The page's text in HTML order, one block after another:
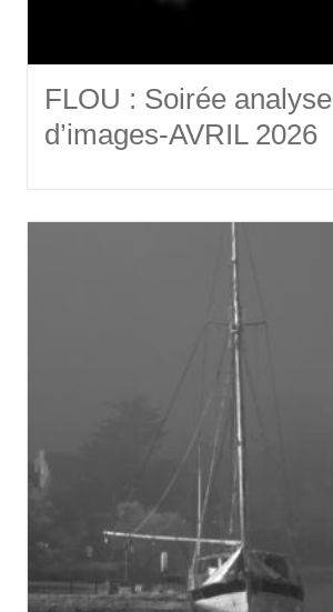
FLOU : Soirée analyse
d’images-AVRIL 2026